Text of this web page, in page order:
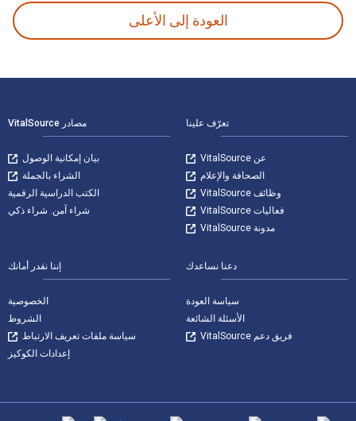
العودة إلى الأعلى
تعرّف علينا
عن VitalSource
الصحافة والإعلام
وظائف VitalSource
فعاليات VitalSource
مدونة VitalSource
مصادر VitalSource
بيان إمكانية الوصول
الشراء بالجملة
الكتب الدراسية الرقمية
شراء آمن. شراء ذكي
دعنا نساعدك
سياسة العودة
الأسئلة الشائعة
فريق دعم VitalSource
إننا نقدر أمانك
الخصوصية
الشروط
سياسة ملفات تعريف الارتباط
إعدادات الكوكيز